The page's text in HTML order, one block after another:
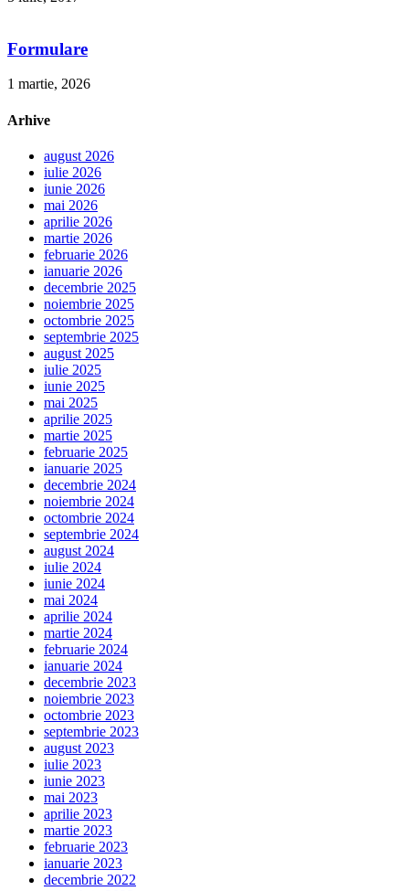
Formulare
1 martie, 2026
Arhive
august 2026
iulie 2026
iunie 2026
mai 2026
aprilie 2026
martie 2026
februarie 2026
ianuarie 2026
decembrie 2025
noiembrie 2025
octombrie 2025
septembrie 2025
august 2025
iulie 2025
iunie 2025
mai 2025
aprilie 2025
martie 2025
februarie 2025
ianuarie 2025
decembrie 2024
noiembrie 2024
octombrie 2024
septembrie 2024
august 2024
iulie 2024
iunie 2024
mai 2024
aprilie 2024
martie 2024
februarie 2024
ianuarie 2024
decembrie 2023
noiembrie 2023
octombrie 2023
septembrie 2023
august 2023
iulie 2023
iunie 2023
mai 2023
aprilie 2023
martie 2023
februarie 2023
ianuarie 2023
decembrie 2022